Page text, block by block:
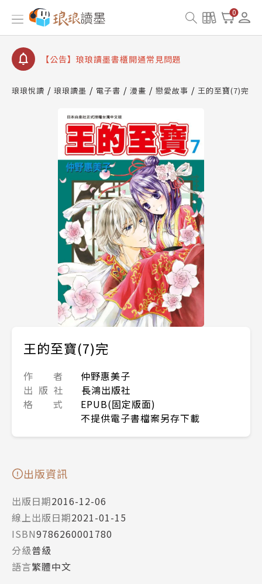
0
【公告】琅琅書店服務升級重要說明及資產合併結果
查詢
【公告】琅琅讀墨數位閱讀資產合併與書櫃開通申請
【公告】琅琅讀墨書櫃開通常見問題
請圖文教學
【公告】琅琅讀墨數位閱讀資產合併與書櫃開通申請
琅琅悅讀 琅琅讀墨 電子書 漫畫 戀愛故事 王的至寶(7)完
王的至寶(7)完
作 者
仲野惠美子
出 版 社
長鴻出版社
格 式
EPUB(固定版面)
不提供電子書檔案另存下載
出版資訊
出版日期2016-12-06
線上出版日期2021-01-15
ISBN9786260001780
分級普級
語言繁體中文